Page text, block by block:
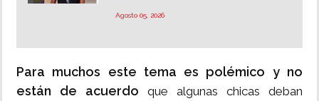
Agosto 05, 2026
Para muchos este tema es polémico y no
están de acuerdo que algunas chicas deban